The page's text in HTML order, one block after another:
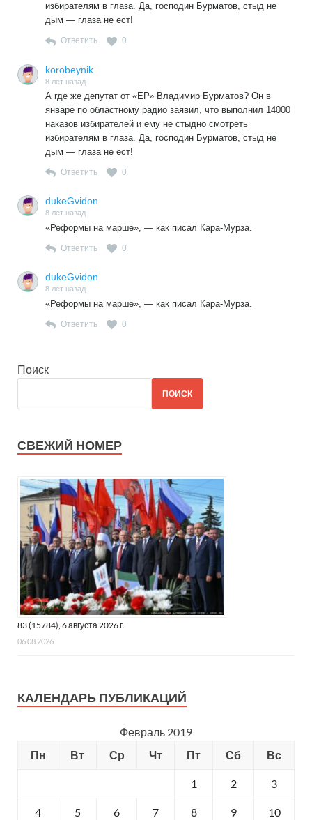
избирателям в глаза. Да, господин Бурматов, стыд не
дым — глаза не ест!
Ответить 0
korobeynik
8 лет назад
А где же депутат от «ЕР» Владимир Бурматов? Он в
январе по областному радио заявил, что выполнил 14000
наказов избирателей и ему не стыдно смотреть
избирателям в глаза. Да, господин Бурматов, стыд не
дым — глаза не ест!
Ответить 0
dukeGvidon
8 лет назад
«Реформы на марше», — как писал Кара-Мурза.
Ответить 0
dukeGvidon
8 лет назад
«Реформы на марше», — как писал Кара-Мурза.
Ответить 0
Поиск
ПОИСК
СВЕЖИЙ НОМЕР
83 (15784), 6 августа 2026 г.
06.08.2026
КАЛЕНДАРЬ ПУБЛИКАЦИЙ
Февраль 2019
Пн
Вт Ср Чт Пт Сб Вс
1 2 3
4 5 6 7 8 9 10